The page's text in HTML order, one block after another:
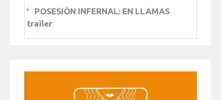
POSESIÓN INFERNAL: EN LLAMAS
trailer